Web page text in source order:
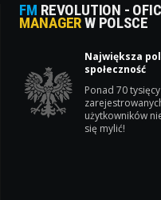
FM REVOLUTION -
MANAGERW POLSCE
Największa
społeczność
Ponad 70 tysięcy
użytkowników
się mylić!